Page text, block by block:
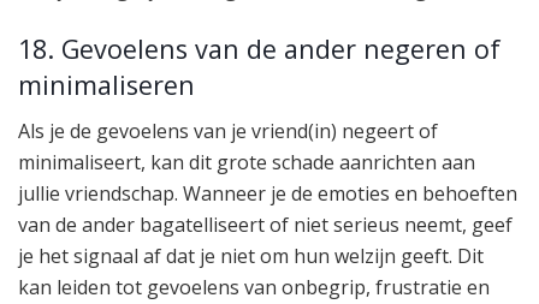
18. Gevoelens van de ander negeren of
minimaliseren
Als je de gevoelens van je vriend(in) negeert of
minimaliseert, kan dit grote schade aanrichten aan
jullie vriendschap. Wanneer je de emoties en behoeften
van de ander bagatelliseert of niet serieus neemt, geef
je het signaal af dat je niet om hun welzijn geeft. Dit
kan leiden tot gevoelens van onbegrip, frustratie en